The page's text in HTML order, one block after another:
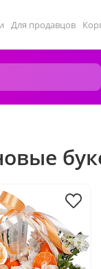
Для продавцов